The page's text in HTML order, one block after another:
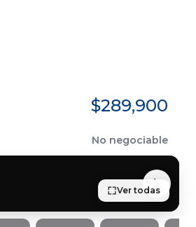
$289,900
No negociable
Ver todas